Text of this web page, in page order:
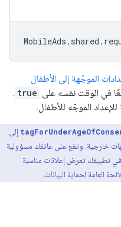
MobileAds.shared.
الموجّهة إلى الأطفال
الوقت نفسه على true
.
الموجّه للأطفال.
إلى
خارجية. وتقع على عاتقك مسؤولية
تعرض إعلانات مناسبة
لحماية البيانات.